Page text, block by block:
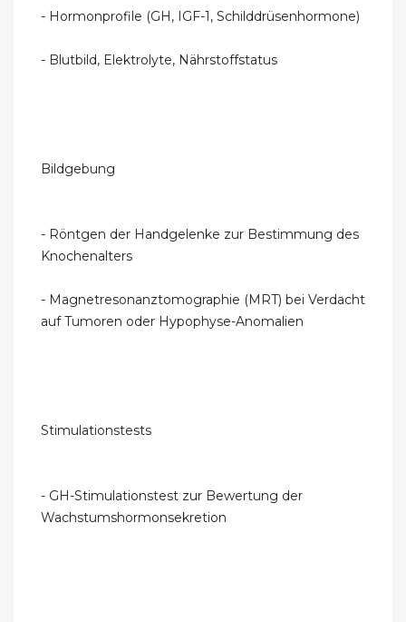
- Hormonprofile (GH, IGF-1, Schilddrüsenhormone)
- Blutbild, Elektrolyte, Nährstoffstatus
Bildgebung
- Röntgen der Handgelenke zur Bestimmung des
Knochenalters
- Magnetresonanztomographie (MRT) bei Verdacht
auf Tumoren oder Hypophyse-Anomalien
Stimulationstests
- GH-Stimulationstest zur Bewertung der
Wachstumshormonsekretion